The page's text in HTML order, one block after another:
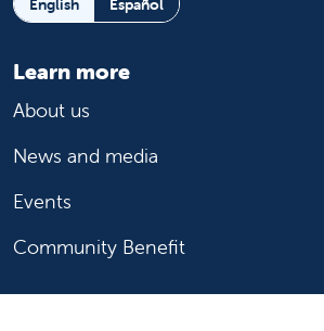
English Español
Learn more
About us
News and media
Events
Community Benefit